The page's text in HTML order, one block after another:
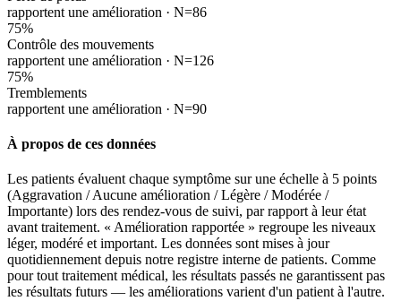
rapportent une amélioration · N=86
75%
Contrôle des mouvements
rapportent une amélioration · N=126
75%
Tremblements
rapportent une amélioration · N=90
À propos de ces données
Les patients évaluent chaque symptôme sur une échelle à 5 points
(Aggravation / Aucune amélioration / Légère / Modérée /
Importante) lors des rendez-vous de suivi, par rapport à leur état
avant traitement. « Amélioration rapportée » regroupe les niveaux
léger, modéré et important. Les données sont mises à jour
quotidiennement depuis notre registre interne de patients. Comme
pour tout traitement médical, les résultats passés ne garantissent pas
les résultats futurs — les améliorations varient d'un patient à l'autre.